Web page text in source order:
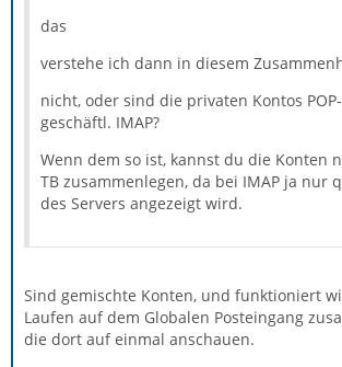
das
verstehe ich dann in diesem
nicht, oder sind die privaten Kontos
geschäftl. IMAP?
Wenn dem so ist, kannst du die Konten
TB zusammenlegen, da bei IMAP ja nur
des Servers angezeigt wird.
Sind gemischte Konten, und funktioniert
Laufen auf dem Globalen Posteingang
die dort auf einmal anschauen.